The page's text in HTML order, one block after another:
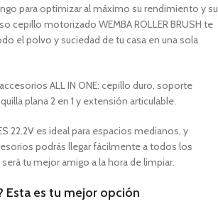
para optimizar al máximo su rendimiento y su
cepillo motorizado WEMBA ROLLER BRUSH te
el polvo y suciedad de tu casa en una sola
ALL IN ONE: cepillo duro, soporte
plana 2 en 1 y extensión articulable.
22.2V es ideal para espacios medianos, y
podrás llegar fácilmente a todos los
tu mejor amigo a la hora de limpiar.
Esta es tu mejor opción